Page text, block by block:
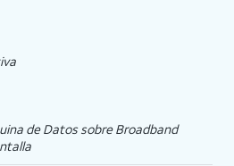
de Datos sobre Broadband